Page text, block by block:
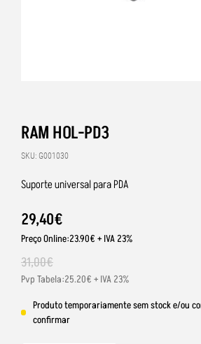
RAM HOL-PD3
SKU: G001030
Suporte universal para PDA
29,40€
Preço Online:23.90€ + IVA 23%
31,00€
Pvp Tabela:25.20€ + IVA 23%
Produto temporariamente sem stock e/ou
confirmar